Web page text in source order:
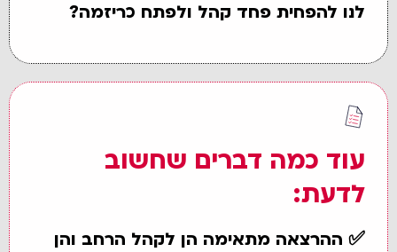
לנו להפחית פחד קהל ולפתח כריזמה?
עוד כמה דברים שחשוב
לדעת:
✅ ההרצאה מתאימה הן לקהל הרחב והן